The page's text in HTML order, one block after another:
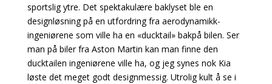
sportslig ytre. Det spektakulære baklyset ble en
designløsning på en utfordring fra aerodynamikk-
ingeniørene som ville ha en «ducktail» bakpå bilen. Ser
man på biler fra Aston Martin kan man finne den
ducktailen ingeniørene ville ha, og jeg synes nok Kia
løste det meget godt designmessig. Utrolig kult å se i